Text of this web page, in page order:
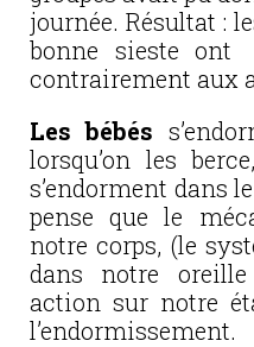
journée. Résultat :
bonne sieste ont
contrairement aux
Les bébés
lorsqu’on les
s’endorment dans
pense que le
notre corps, (le
dans notre
action sur notre
l’endormissement.